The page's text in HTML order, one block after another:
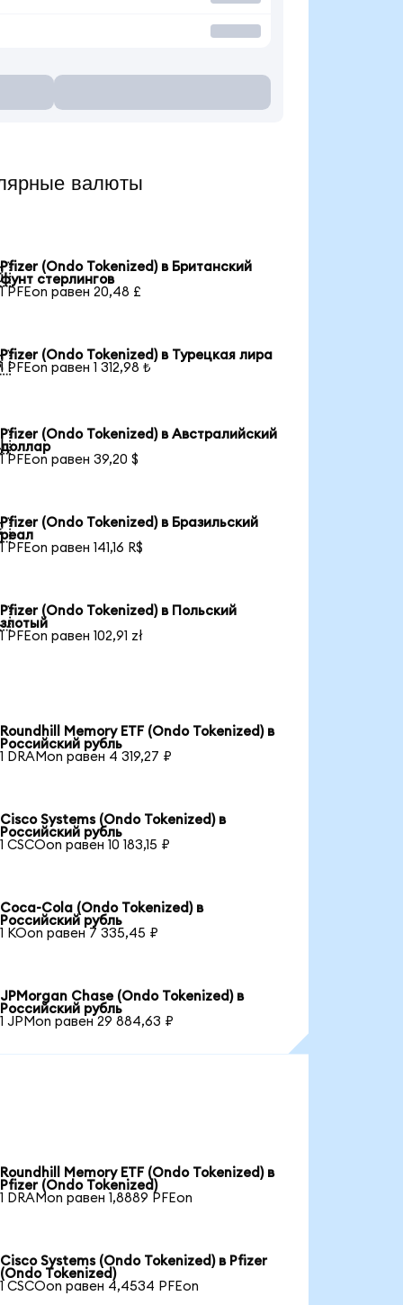
валюты
Pfizer (Ondo Tokenized) в Британский
фунт стерлингов
1 PFEon равен 20,48 £
Pfizer (Ondo Tokenized) в Турецкая лира
1 PFEon равен 1 312,98 ₺
Pfizer (Ondo Tokenized) в Австралийский
доллар
1 PFEon равен 39,20 $
Pfizer (Ondo Tokenized) в Бразильский
реал
1 PFEon равен 141,16 R$
Pfizer (Ondo Tokenized) в Польский
злотый
1 PFEon равен 102,91 zł
Roundhill Memory ETF (Ondo Tokenized) в
Российский рубль
1 DRAMon равен 4 319,27 ₽
Cisco Systems (Ondo Tokenized) в
Российский рубль
1 CSCOon равен 10 183,15 ₽
Coca-Cola (Ondo Tokenized) в
Российский рубль
1 KOon равен 7 335,45 ₽
JPMorgan Chase (Ondo Tokenized) в
Российский рубль
1 JPMon равен 29 884,63 ₽
Roundhill Memory ETF (Ondo Tokenized) в
Pfizer (Ondo Tokenized)
1 DRAMon равен 1,8889 PFEon
Cisco Systems (Ondo Tokenized) в Pfizer
(Ondo Tokenized)
1 CSCOon равен 4,4534 PFEon